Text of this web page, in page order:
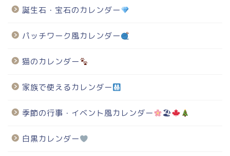
誕生石・宝石のカレンダー
パッチワーク風カレンダー
猫のカレンダー
家族で使えるカレンダー
季節の行事・イベント風カレンダー 🏖
白黒カレンダー